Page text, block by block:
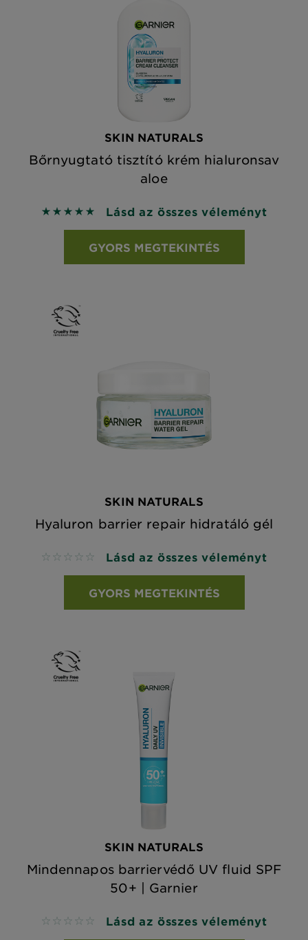
SKIN NATURALS
Bőrnyugtató tisztító krém hialuronsav
aloe
5 out of 5 stars based on reviews
Lásd az összes véleményt
GYORS MEGTEKINTÉS
SKIN NATURALS
Hyaluron barrier repair hidratáló gél
No reviews Lásd az összes véleményt
GYORS MEGTEKINTÉS
SKIN NATURALS
Mindennapos barriervédő UV fluid SPF
50+ | Garnier
No reviews Lásd az összes véleményt